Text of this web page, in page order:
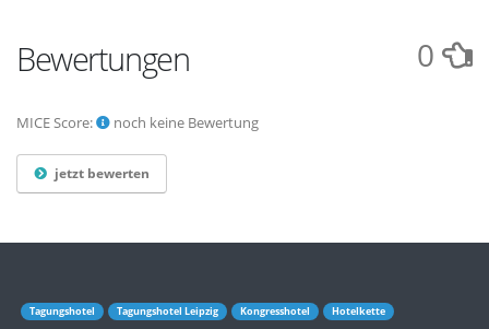
Bewertungen 0
MICE Score: noch keine Bewertung
jetzt bewerten
Tagungshotel Tagungshotel Leipzig Kongresshotel Hotelkette